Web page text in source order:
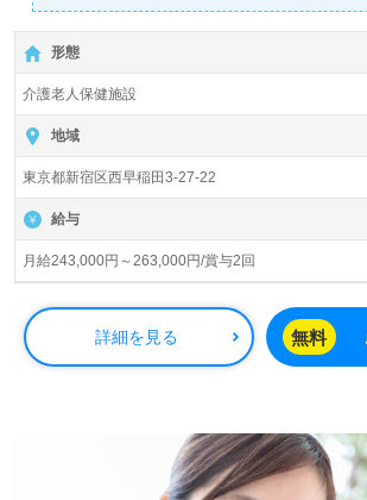
【月給243,000円～263,000円/賞与2回】
有資格者向け求人＊『高田馬場駅』徒歩
入所定員90名（従来型多床室）『フォレス
療法人社団康生会（本部：東京都港区）様
京都を中心に介護老人保健施設、通所リハ
ン、ショートステイ事業を展開されていま
◎抜群のチームワークでご利用者様の笑顔
看護助手や介護職経験のある方をお迎えし
保健施設での勤務経験は問いません。職員
制、ご利用者様と職員様の笑顔あふれる事
実のOJT/研修制度、『プリセプター制度
を先輩職員様が安心サポート！『ご利用者
知識や技術力を高めたい』『転職で施設
て仕事をしたい』等の方も大歓迎です。募
等、担当コンサルタントよりご案内します
形態
介護老人保健施設
地域
東京都新宿区西早稲田3-27-22
給与
月給243,000円～263,000円/賞与2回
詳細を見る 無料